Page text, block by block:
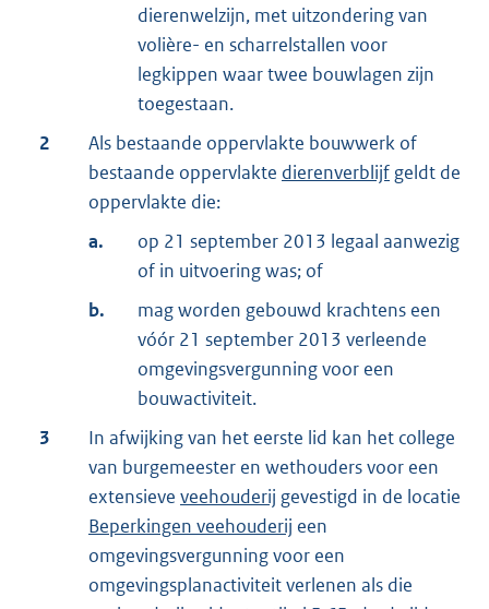
dierenwelzijn, met uitzondering van
volière- en scharrelstallen voor
legkippen waar twee bouwlagen zijn
toegestaan.
2
Als bestaande oppervlakte bouwwerk of
bestaande oppervlakte dierenverblijf geldt de
oppervlakte die:
a.
op 21 september 2013 legaal aanwezig
of in uitvoering was; of
b.
mag worden gebouwd krachtens een
vóór 21 september 2013 verleende
omgevingsvergunning voor een
bouwactiviteit.
3
In afwijking van het eerste lid kan het college
van burgemeester en wethouders voor een
extensieve veehouderij gevestigd in de locatie
Beperkingen veehouderij een
omgevingsvergunning voor een
omgevingsplanactiviteit verlenen als die